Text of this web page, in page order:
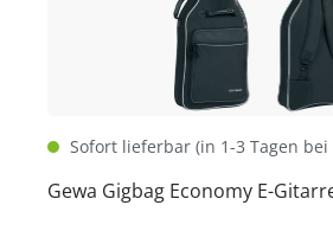
Sofort lieferbar (in 1-3 Tagen bei
Gewa Gigbag Economy E-